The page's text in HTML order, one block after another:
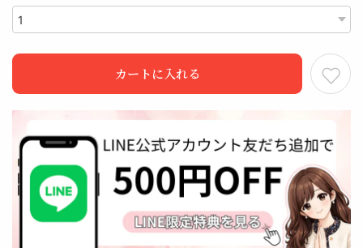
カートに入れる